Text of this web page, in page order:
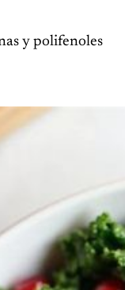
y polifenoles